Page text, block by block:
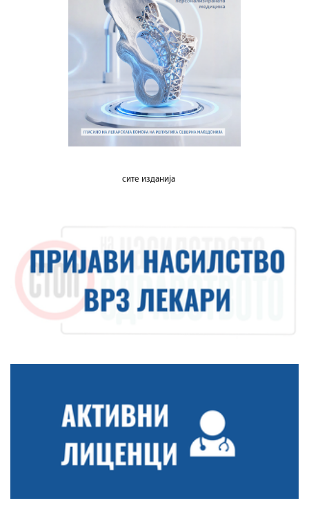
сите изданија